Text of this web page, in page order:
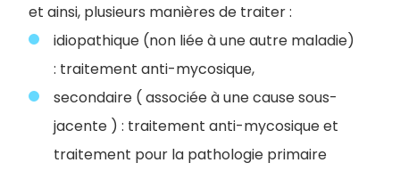
et ainsi, plusieurs manières de traiter :
idiopathique (non liée à une autre maladie)
: traitement anti-mycosique,
secondaire ( associée à une cause sous-
jacente ) : traitement anti-mycosique et
traitement pour la pathologie primaire